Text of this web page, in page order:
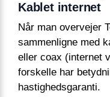
Kablet internet
Når man overvejer
sammenligne med
eller coax (internet
forskelle har
hastighedsgaranti.